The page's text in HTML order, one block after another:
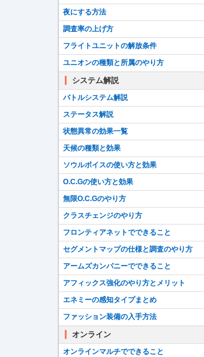
夜にする方法
調査率の上げ方
フライトユニットの解放条件
ユニオンの種類と所属のやり方
システム解説
バトルシステム解説
ステータス解説
状態異常の効果一覧
天候の種類と効果
ソウルボイスの使い方と効果
O.C.Gの使い方と効果
無限O.C.Gのやり方
クラスチェンジのやり方
フロンティアネットでできること
セグメントマップの仕様と調査のやり方
アームズカンパニーでできること
アフィックス強化のやり方とメリット
エネミーの感知タイプまとめ
ファッション装備の入手方法
オンライン
オンラインマルチでできること